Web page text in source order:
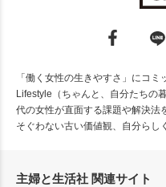
「働く女性の生きやすさ」にコ
Lifestyle（ちゃんと、自分たちの
代の女性が直面する課題や解決法
そぐわない古い価値観、自分らし
主婦と生活社 関連サイト